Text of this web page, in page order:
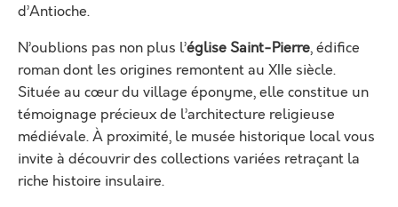
d’Antioche.
N’oublions pas non plus l’église Saint-Pierre, édifice
roman dont les origines remontent au XIIe siècle.
Située au cœur du village éponyme, elle constitue un
témoignage précieux de l’architecture religieuse
médiévale. À proximité, le musée historique local vous
invite à découvrir des collections variées retraçant la
riche histoire insulaire.